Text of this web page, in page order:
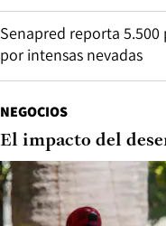
Senapred reporta 5.500
por intensas nevadas
NEGOCIOS
El impacto del